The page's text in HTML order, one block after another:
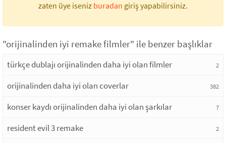
zaten üye iseniz buradan giriş yapabilirsiniz.
"orijinalinden iyi remake filmler" ile benzer başlıklar
türkçe dublajı orijinalinden daha iyi olan filmler 2
orijinalinden daha iyi olan coverlar 382
konser kaydı orijinalinden daha iyi olan şarkılar 7
resident evil 3 remake 2